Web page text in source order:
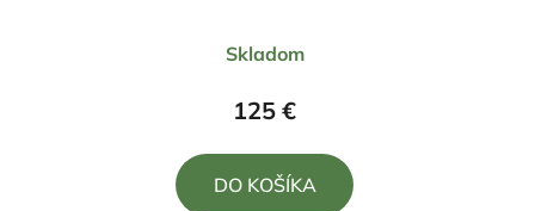
hodnotenie
produktu
4,5
z
Skladom
125 €
DO KOŠÍKA